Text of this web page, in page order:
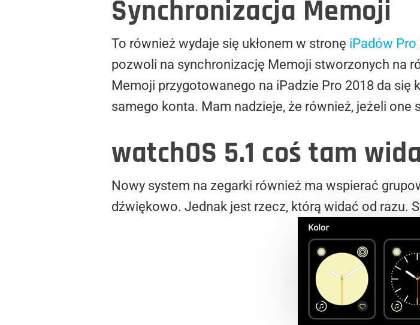
Synchronizacja Memoji
To również wydaje się ukłonem w stronę iPadów Pro
pozwoli na synchronizację Memoji stworzonych na
Memoji przygotowanego na iPadzie Pro 2018 da się
samego konta. Mam nadzieje, że również, jeżeli one
watchOS 5.1 coś tam
Nowy system na zegarki również ma wspierać
dźwiękowo. Jednak jest rzecz, którą widać od razu.